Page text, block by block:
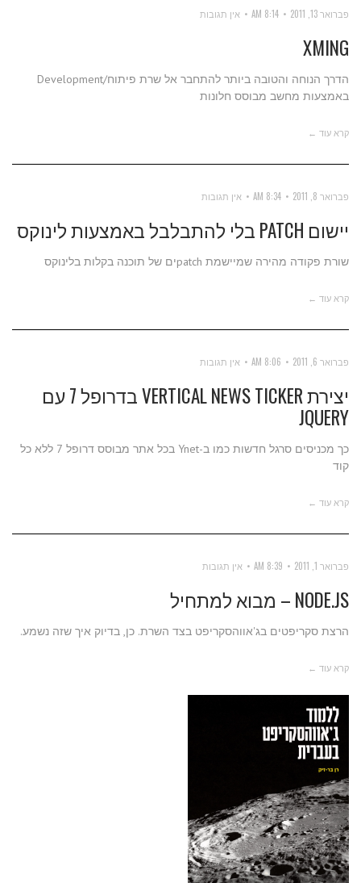
פברואר 13, 2011 8:14 AM אין תגובות
XMING
הדרך הנוחה והטובה ביותר להתחבר אל שרת פיתוח/Development
באמצעות מחשב מבוסס חלונות
קרא עוד ←
פברואר 8, 2011 8:34 AM אין תגובות
יישום PATCH בלי להתבלבל באמצעות לינוקס
שורת פקודה מהירה שמיישמת patchים של תוכנה בקלות בלינוקס
קרא עוד ←
פברואר 6, 2011 8:06 AM אין תגובות
יצירת VERTICAL NEWS TICKER בדרופל 7 עם
JQUERY
כך מכניסים סרגל חדשות כמו ב-Ynet בכל אתר מבוסס דרופל 7 ללא כל
קוד
קרא עוד ←
פברואר 1, 2011 8:39 AM אין תגובות
NODE.JS – מבוא למתחיל
הרצת סקריפטים בג'אווהסקריפט בצד השרת. כן, בדיוק איך שזה נשמע.
קרא עוד ←